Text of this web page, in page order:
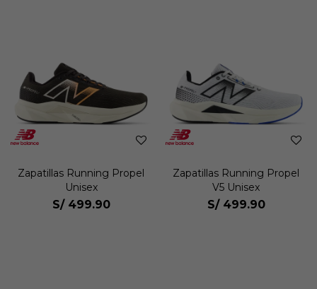
Zapatillas Running Propel
Unisex
S/ 499.90
Zapatillas Running Propel
V5 Unisex
S/ 499.90